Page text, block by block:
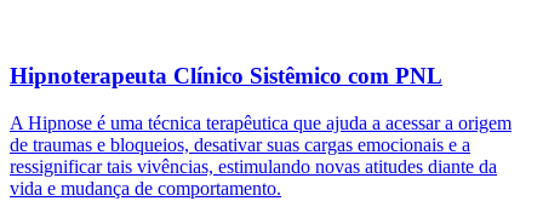
Hipnoterapeuta Clínico Sistêmico com PNL
A Hipnose é uma técnica terapêutica que ajuda a acessar a origem
de traumas e bloqueios, desativar suas cargas emocionais e a
ressignificar tais vivências, estimulando novas atitudes diante da
vida e mudança de comportamento.